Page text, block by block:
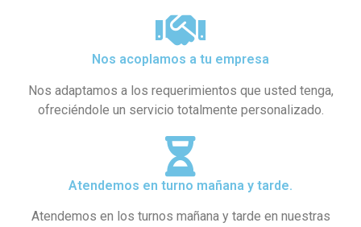
Nos acoplamos a tu empresa
Nos adaptamos a los requerimientos que usted tenga,
ofreciéndole un servicio totalmente personalizado.
Atendemos en turno mañana y tarde.
Atendemos en los turnos mañana y tarde en nuestras